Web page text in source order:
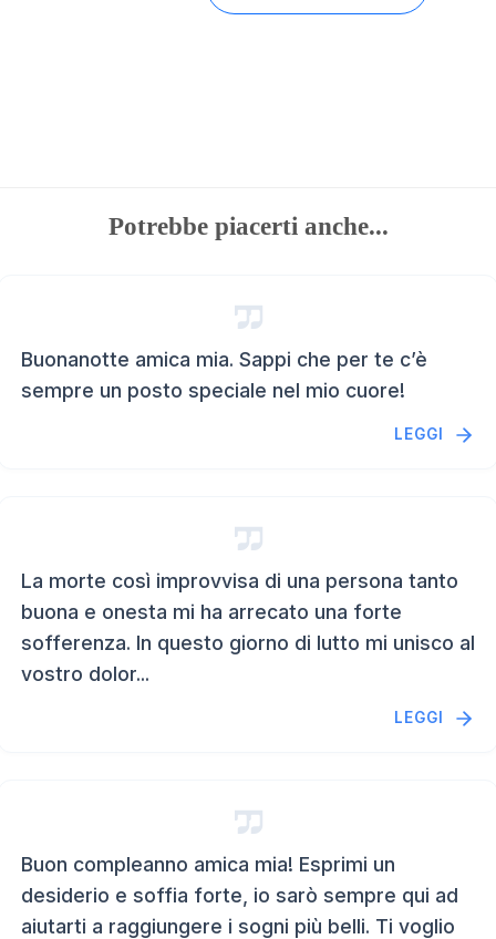
Potrebbe piacerti anche...
Buonanotte amica mia. Sappi che per te c’è
sempre un posto speciale nel mio cuore!
LEGGI
La morte così improvvisa di una persona tanto
buona e onesta mi ha arrecato una forte
sofferenza. In questo giorno di lutto mi unisco al
vostro dolor...
LEGGI
Buon compleanno amica mia! Esprimi un
desiderio e soffia forte, io sarò sempre qui ad
aiutarti a raggiungere i sogni più belli. Ti voglio